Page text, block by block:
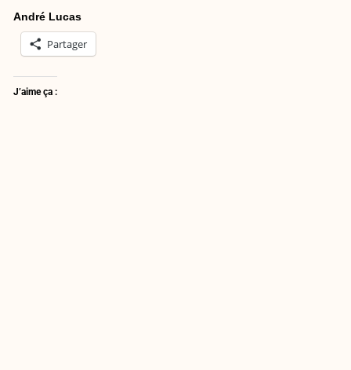
André Lucas
Partager
J’aime ça :